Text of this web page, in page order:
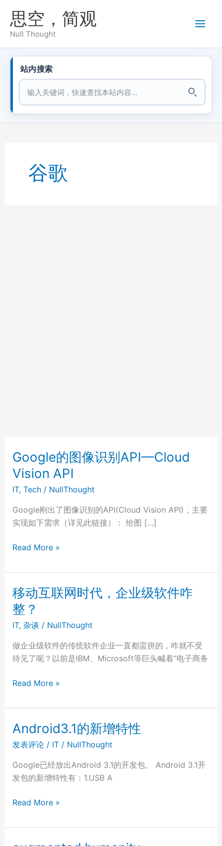
思空，简观
Null Thought
站内搜索
站内搜索
谷歌
Google的图像识别API—Cloud
Vision API
IT, Tech/ NullThought
Google刚出了图像识别的API(Cloud Vision API)，主要
实现如下需求（详见此链接）： 给图 […]
Google
图
像
识
别
API
Cloud
Vision
Read More »
移动互联网时代，企业级软件咋
整？
IT, 杂谈 / NullThought
做企业级软件的传统软件企业一直都蛮拼的，咋就不受
待见了呢？以前是IBM、Microsoft等巨头喊着“电子商务
移
互
联
网
时
代，
企
级
Read More »
Android3.1的新增特性
发表评论 / IT/ NullThought
Google已经放出Android 3.1的开发包。 Android 3.1开
发包的新增特性有：1.USB A
Android3.1
新
Read More »